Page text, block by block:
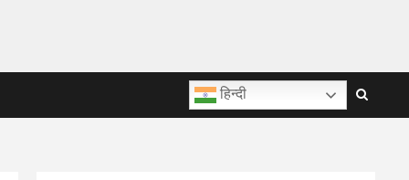
हिन्दी